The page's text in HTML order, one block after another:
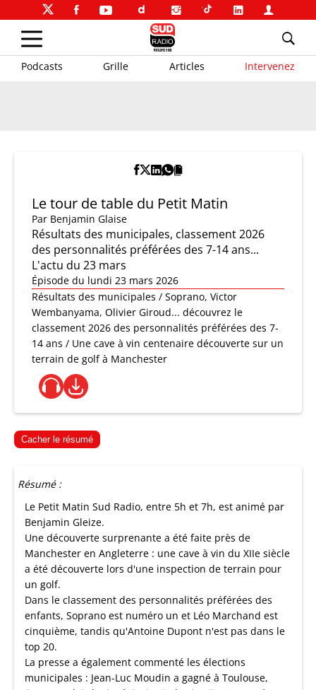
Podcasts Grille Articles Intervenez
Le tour de table du Petit Matin
Par Benjamin Glaise
Résultats des municipales, classement 2026
des personnalités préférées des 7-14 ans...
L'actu du 23 mars
Épisode du lundi 23 mars 2026
Résultats des municipales / Soprano, Victor
Wembanyama, Olivier Giroud... découvrez le
classement 2026 des personnalités préférées des 7-
14 ans / Une cave à vin centenaire découverte sur un
terrain de golf à Manchester
Cacher le résumé
Résumé :
Le Petit Matin Sud Radio, entre 5h et 7h, est animé par
Benjamin Gleize.
Une découverte surprenante a été faite près de
Manchester en Angleterre : une cave à vin du XIIe siècle
a été découverte lors d'une inspection de terrain pour
un golf.
Dans le classement des personnalités préférées des
enfants, Soprano est numéro un et Léo Marchand est
cinquième, tandis qu'Antoine Dupont n'est pas dans le
top 20.
La presse a également commenté les élections
municipales : Jean-Luc Moudin a gagné à Toulouse,